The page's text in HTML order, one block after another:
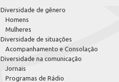
Diversidade de gênero
Homens
Mulheres
Diversidade de situações
Acompanhamento e Consolação
Diversidade na comunicação
Jornais
Programas de Rádio